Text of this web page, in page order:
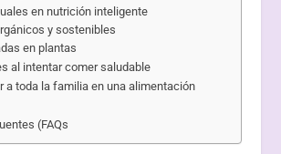
en nutrición inteligente
y sostenibles
en plantas
al intentar comer saludable
a toda la familia en una alimentación
(FAQs